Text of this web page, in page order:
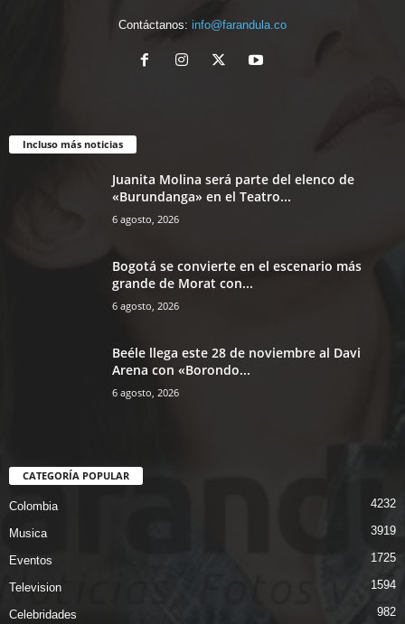
Contáctanos: info@farandula.co
Incluso más noticias
Juanita Molina será parte del elenco de
«Burundanga» en el Teatro...
6 agosto, 2026
Bogotá se convierte en el escenario más
grande de Morat con...
6 agosto, 2026
Beéle llega este 28 de noviembre al Davi
Arena con «Borondo...
6 agosto, 2026
CATEGORÍA POPULAR
Colombia 4232
Musica 3919
Eventos 1725
Television 1594
Celebridades 982